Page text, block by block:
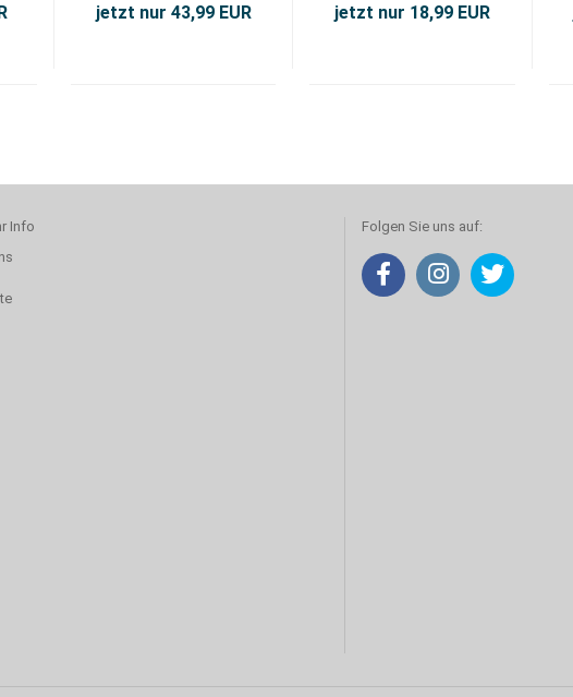
jetzt nur 43,99 EUR jetzt nur 18,99 EUR
Info
Folgen Sie uns auf: